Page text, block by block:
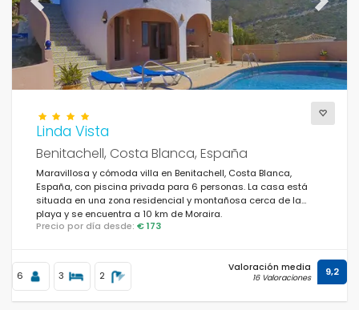
Previous Next
Linda Vista
Benitachell, Costa Blanca, España
Maravillosa y cómoda villa en Benitachell, Costa Blanca,
España, con piscina privada para 6 personas. La casa está
situada en una zona residencial y montañosa cerca de la
playa y se encuentra a 10 km de Moraira.
Precio por día desde: € 173
6 3 2
Valoración media
16 Valoraciones 9,2